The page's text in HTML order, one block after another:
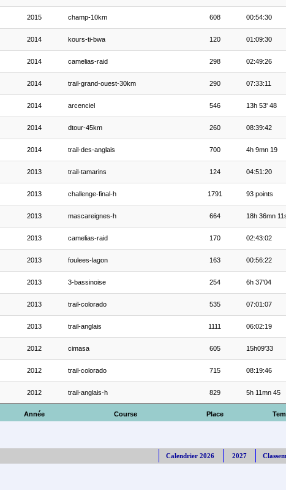
Année Course Place
2015 champ-10km 608 00:54:30
2014 kours-ti-bwa 120 01:09:30
2014 camelias-raid 298 02:49:26
2014 trail-grand-ouest-30km 290 07:33:11
2014 arcenciel 546 13h 53' 48
2014 dtour-45km 260 08:39:42
2014 trail-des-anglais 700 4h 9mn 19
2013 trail-tamarins 124 04:51:20
2013 challenge-final-h 1791 93 points
2013 mascareignes-h 664 18h 36mn
2013 camelias-raid 170 02:43:02
2013 foulees-lagon 163 00:56:22
2013 3-bassinoise 254 6h 37'04
2013 trail-colorado 535 07:01:07
2013 trail-anglais 1111 06:02:19
2012 cimasa 605 15h09'33
2012 trail-colorado 715 08:19:46
2012 trail-anglais-h 829 5h 11mn 45
Calendrier 2026 2027